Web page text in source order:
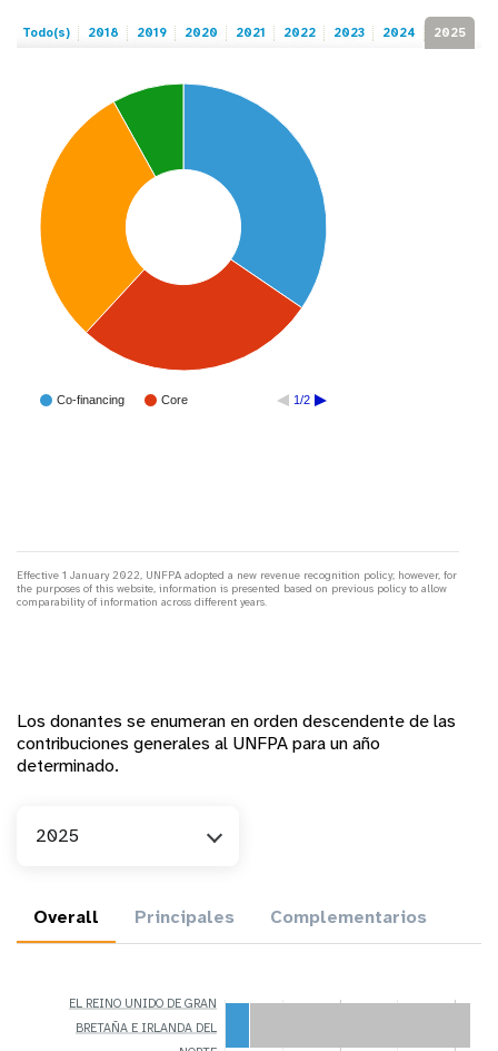
Todo(s) 2018 2019 2020 2021 2022 2023 2024 2025
Co-financing Core 1/2
Effective 1 January 2022, UNFPA adopted a new revenue recognition policy; however, for
the purposes of this website, information is presented based on previous policy to allow
comparability of information across different years.
Los donantes se enumeran en orden descendente de las
contribuciones generales al UNFPA para un año
determinado.
2025
Overall Principales Complementarios
EL REINO UNIDO DE GRAN
BRETAÑA E IRLANDA DEL